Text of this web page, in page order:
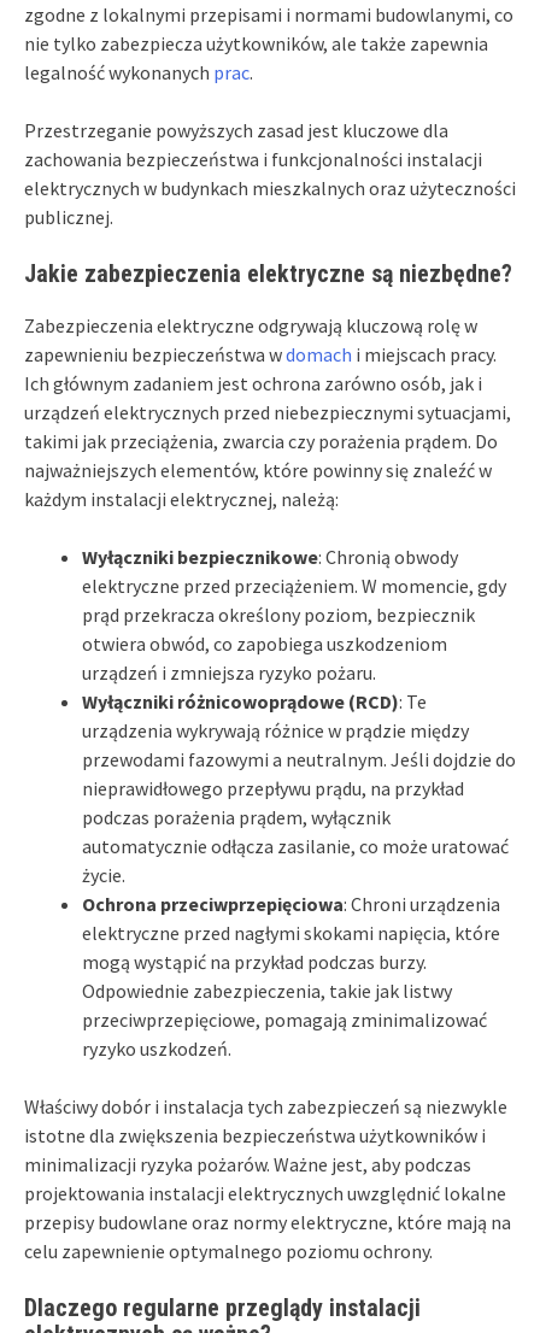
zgodne z lokalnymi przepisami i normami budowlanymi, co
nie tylko zabezpiecza użytkowników, ale także zapewnia
legalność wykonanych prac.
Przestrzeganie powyższych zasad jest kluczowe dla
zachowania bezpieczeństwa i funkcjonalności instalacji
elektrycznych w budynkach mieszkalnych oraz użyteczności
publicznej.
Jakie zabezpieczenia elektryczne są niezbędne?
Zabezpieczenia elektryczne odgrywają kluczową rolę w
zapewnieniu bezpieczeństwa wdomach i miejscach pracy.
Ich głównym zadaniem jest ochrona zarówno osób, jak i
urządzeń elektrycznych przed niebezpiecznymi sytuacjami,
takimi jak przeciążenia, zwarcia czy porażenia prądem. Do
najważniejszych elementów, które powinny się znaleźć w
każdym instalacji elektrycznej, należą:
Wyłączniki bezpiecznikowe: Chronią obwody
elektryczne przed przeciążeniem. W momencie, gdy
prąd przekracza określony poziom, bezpiecznik
otwiera obwód, co zapobiega uszkodzeniom
urządzeń i zmniejsza ryzyko pożaru.
Wyłączniki różnicowoprądowe (RCD): Te
urządzenia wykrywają różnice w prądzie między
przewodami fazowymi a neutralnym. Jeśli dojdzie do
nieprawidłowego przepływu prądu, na przykład
podczas porażenia prądem, wyłącznik
automatycznie odłącza zasilanie, co może uratować
życie.
Ochrona przeciwprzepięciowa: Chroni urządzenia
elektryczne przed nagłymi skokami napięcia, które
mogą wystąpić na przykład podczas burzy.
Odpowiednie zabezpieczenia, takie jak listwy
przeciwprzepięciowe, pomagają zminimalizować
ryzyko uszkodzeń.
Właściwy dobór i instalacja tych zabezpieczeń są niezwykle
istotne dla zwiększenia bezpieczeństwa użytkowników i
minimalizacji ryzyka pożarów. Ważne jest, aby podczas
projektowania instalacji elektrycznych uwzględnić lokalne
przepisy budowlane oraz normy elektryczne, które mają na
celu zapewnienie optymalnego poziomu ochrony.
Dlaczego regularne przeglądy instalacji